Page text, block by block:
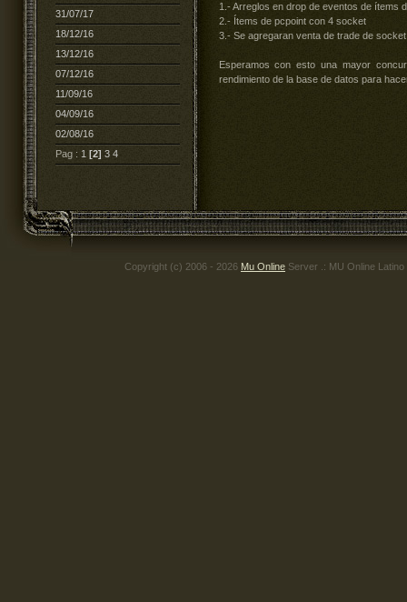
31/07/17
18/12/16
13/12/16
07/12/16
11/09/16
04/09/16
02/08/16
Pag : 1 [2] 3 4
1.- Arreglos en drop de eventos de ítems
2.- Ítems de pcpoint con 4 socket
3.- Se agregaran venta de trade de
Esperamos con esto una mayor
rendimiento de la base de datos para
Copyright (c) 2006 - 2026 Mu Online Server .: MU Online